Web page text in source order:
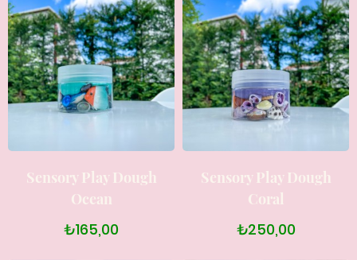
Sensory Play Dough
Ocean
₺165,00
Sensory Play Dough
Coral
₺250,00